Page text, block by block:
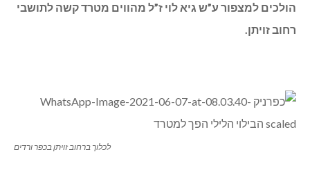
הולכים למצפור ע”ש גיא לוי ז”ל מהווים מטרד קשה לתושבי
רחוב זויתן.
לכלוך ברחוב זויתן בכפר ורדים